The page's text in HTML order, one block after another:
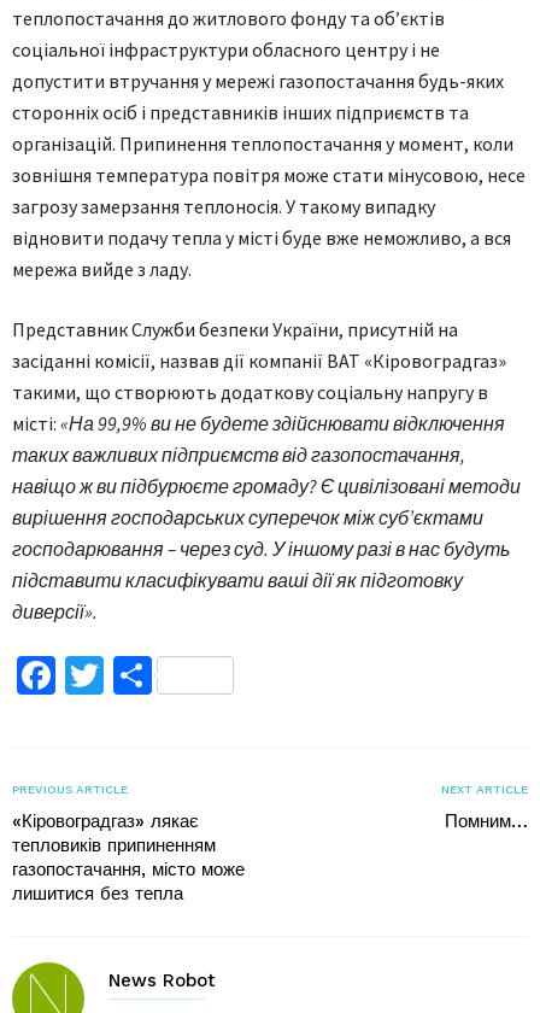
теплопостачання до житлового фонду та об’єктів
соціальної інфраструктури обласного центру і не
допустити втручання у мережі газопостачання будь-яких
сторонніх осіб і представників інших підприємств та
організацій. Припинення теплопостачання у момент, коли
зовнішня температура повітря може стати мінусовою, несе
загрозу замерзання теплоносія. У такому випадку
відновити подачу тепла у місті буде вже неможливо, а вся
мережа вийде з ладу.
Представник Служби безпеки України, присутній на
засіданні комісії, назвав дії компанії ВАТ «Кіровоградгаз»
такими, що створюють додаткову соціальну напругу в
місті: «На 99,9% ви не будете здійснювати відключення
таких важливих підприємств від газопостачання,
навіщо ж ви підбурюєте громаду? Є цивілізовані методи
вирішення господарських суперечок між суб’єктами
господарювання – через суд. У іншому разі в нас будуть
підставити класифікувати ваші дії як підготовку
диверсії».
Facebook
TwitterПоділитися
PREVIOUS ARTICLE
«Кіровоградгаз» лякає
тепловиків припиненням
газопостачання, місто може
лишитися без тепла
NEXT ARTICLE
Помним…
News Robot